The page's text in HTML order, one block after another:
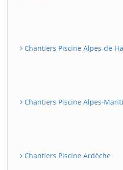
Chantiers Piscine Alpes-de-
Chantiers Piscine Alpes-
Chantiers Piscine Ardèche